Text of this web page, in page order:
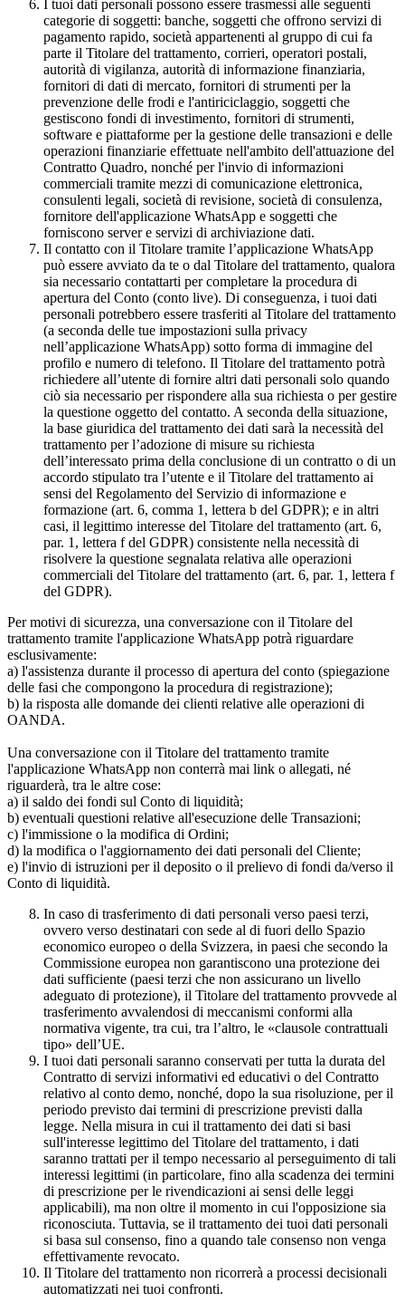
I tuoi dati personali possono essere trasmessi alle seguenti
categorie di soggetti: banche, soggetti che offrono servizi di
pagamento rapido, società appartenenti al gruppo di cui fa
parte il Titolare del trattamento, corrieri, operatori postali,
autorità di vigilanza, autorità di informazione finanziaria,
fornitori di dati di mercato, fornitori di strumenti per la
prevenzione delle frodi e l'antiriciclaggio, soggetti che
gestiscono fondi di investimento, fornitori di strumenti,
software e piattaforme per la gestione delle transazioni e delle
operazioni finanziarie effettuate nell'ambito dell'attuazione del
Contratto Quadro, nonché per l'invio di informazioni
commerciali tramite mezzi di comunicazione elettronica,
consulenti legali, società di revisione, società di consulenza,
fornitore dell'applicazione WhatsApp e soggetti che
forniscono server e servizi di archiviazione dati.
Il contatto con il Titolare tramite l’applicazione WhatsApp
può essere avviato da te o dal Titolare del trattamento, qualora
sia necessario contattarti per completare la procedura di
apertura del Conto (conto live). Di conseguenza, i tuoi dati
personali potrebbero essere trasferiti al Titolare del trattamento
(a seconda delle tue impostazioni sulla privacy
nell’applicazione WhatsApp) sotto forma di immagine del
profilo e numero di telefono. Il Titolare del trattamento potrà
richiedere all’utente di fornire altri dati personali solo quando
ciò sia necessario per rispondere alla sua richiesta o per gestire
la questione oggetto del contatto. A seconda della situazione,
la base giuridica del trattamento dei dati sarà la necessità del
trattamento per l’adozione di misure su richiesta
dell’interessato prima della conclusione di un contratto o di un
accordo stipulato tra l’utente e il Titolare del trattamento ai
sensi del Regolamento del Servizio di informazione e
formazione (art. 6, comma 1, lettera b del GDPR); e in altri
casi, il legittimo interesse del Titolare del trattamento (art. 6,
par. 1, lettera f del GDPR) consistente nella necessità di
risolvere la questione segnalata relativa alle operazioni
commerciali del Titolare del trattamento (art. 6, par. 1, lettera f
del GDPR).
Per motivi di sicurezza, una conversazione con il Titolare del
trattamento tramite l'applicazione WhatsApp potrà riguardare
esclusivamente:
a) l'assistenza durante il processo di apertura del conto (spiegazione
delle fasi che compongono la procedura di registrazione);
b) la risposta alle domande dei clienti relative alle operazioni di
OANDA.
Una conversazione con il Titolare del trattamento tramite
l'applicazione WhatsApp non conterrà mai link o allegati, né
riguarderà, tra le altre cose:
a) il saldo dei fondi sul Conto di liquidità;
b) eventuali questioni relative all'esecuzione delle Transazioni;
c) l'immissione o la modifica di Ordini;
d) la modifica o l'aggiornamento dei dati personali del Cliente;
e) l'invio di istruzioni per il deposito o il prelievo di fondi da/verso il
Conto di liquidità.
In caso di trasferimento di dati personali verso paesi terzi,
ovvero verso destinatari con sede al di fuori dello Spazio
economico europeo o della Svizzera, in paesi che secondo la
Commissione europea non garantiscono una protezione dei
dati sufficiente (paesi terzi che non assicurano un livello
adeguato di protezione), il Titolare del trattamento provvede al
trasferimento avvalendosi di meccanismi conformi alla
normativa vigente, tra cui, tra l’altro, le «clausole contrattuali
tipo» dell’UE.
I tuoi dati personali saranno conservati per tutta la durata del
Contratto di servizi informativi ed educativi o del Contratto
relativo al conto demo, nonché, dopo la sua risoluzione, per il
periodo previsto dai termini di prescrizione previsti dalla
legge. Nella misura in cui il trattamento dei dati si basi
sull'interesse legittimo del Titolare del trattamento, i dati
saranno trattati per il tempo necessario al perseguimento di tali
interessi legittimi (in particolare, fino alla scadenza dei termini
di prescrizione per le rivendicazioni ai sensi delle leggi
applicabili), ma non oltre il momento in cui l'opposizione sia
riconosciuta. Tuttavia, se il trattamento dei tuoi dati personali
si basa sul consenso, fino a quando tale consenso non venga
effettivamente revocato.
Il Titolare del trattamento non ricorrerà a processi decisionali
automatizzati nei tuoi confronti.